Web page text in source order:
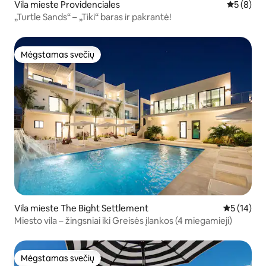
Vila mieste Providenciales Vidutinis
5 (8)
„Turtle Sands“ – „Tiki“ baras ir pakrantė!
Mėgstamas svečių
Mėgstamas svečių
Vila mieste The Bight Settlement Vidutinis
5 (14)
Miesto vila – žingsniai iki Greisės įlankos (4 miegamieji)
Mėgstamas svečių
Mėgstamas svečių